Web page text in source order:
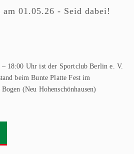
am 01.05.26 - Seid dabei!
18:00 Uhr ist der Sportclub Berlin e. V.
beim Bunte Platte Fest im
(Neu Hohenschönhausen)